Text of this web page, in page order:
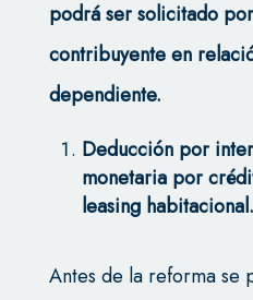
podrá ser solicitado
contribuyente en
dependiente.
Deducción por
monetaria por
leasing habitacional.
Antes de la reforma se